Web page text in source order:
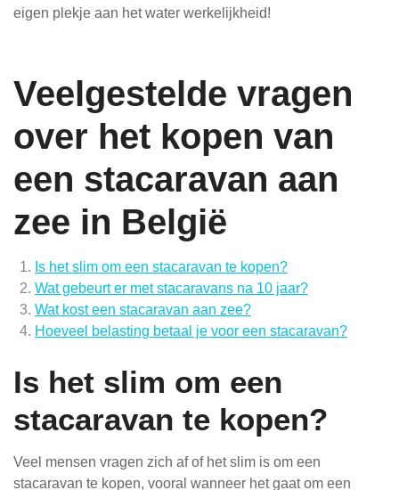
eigen plekje aan het water werkelijkheid!
Veelgestelde vragen
over het kopen van
een stacaravan aan
zee in België
Is het slim om een stacaravan te kopen?
Wat gebeurt er met stacaravans na 10 jaar?
Wat kost een stacaravan aan zee?
Hoeveel belasting betaal je voor een stacaravan?
Is het slim om een
stacaravan te kopen?
Veel mensen vragen zich af of het slim is om een
stacaravan te kopen, vooral wanneer het gaat om een